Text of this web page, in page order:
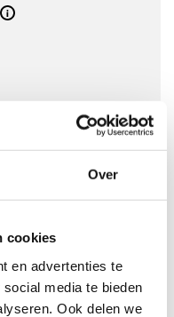
Over
cookies
en advertenties te
media te bieden
Ook delen we